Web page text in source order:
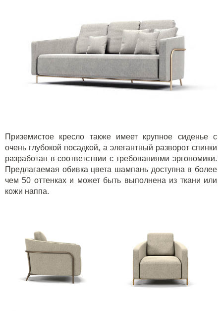
Приземистое кресло также имеет крупное сиденье с
очень глубокой посадкой, а элегантный разворот спинки
разработан в соответствии с требованиями эргономики.
Предлагаемая обивка цвета шампань доступна в более
чем 50 оттенках и может быть выполнена из ткани или
кожи наппа.